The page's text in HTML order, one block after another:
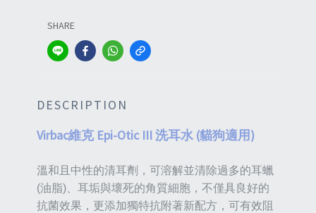
SHARE
DESCRIPTION
Virbac維克 Epi-Otic III 洗耳水 (貓狗適用)
溫和且中性的清耳劑，可溶解並清除過多的耳蠟
(油脂)、耳垢與壞死的角質細胞，不僅具良好的
抗菌效果，更添加獨特抗附著新配方，可有效阻